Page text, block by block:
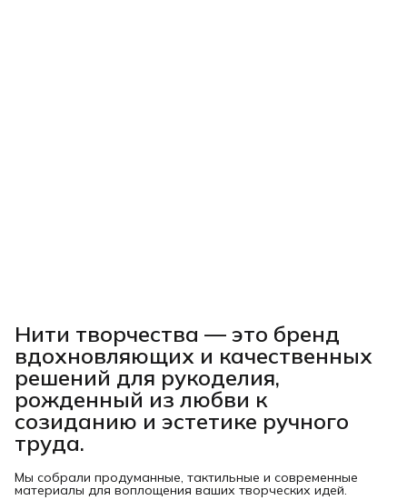
Нити творчества — это бренд
вдохновляющих и качественных
решений для рукоделия,
рожденный из любви к
созиданию и эстетике ручного
труда.
Мы собрали продуманные, тактильные и современные
материалы для воплощения ваших творческих идей.